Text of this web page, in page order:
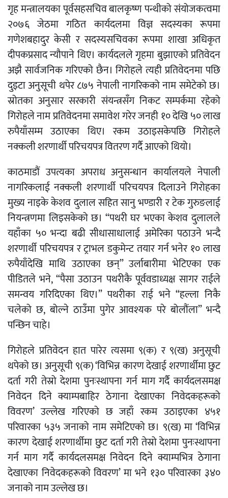
गृह मन्त्रालयका पूर्वसहसचिव बालकृष्ण पन्थीको संयोजकत्वमा
२०७६ जेठमा गठित कार्यदलमा विज्ञ सदस्यका रूपमा
गणेशबहादुर केसी र सदस्यसचिवका रूपमा शाखा अधिकृत
दीपकप्रसाद न्यौपाने थिए। कार्यदलले गृहमा बुझाएको प्रतिवेदन
अझै सार्वजनिक गरिएको छैन। गिरोहले त्यही प्रतिवेदनमा पछि
दुइटा अनुसूची थपेर ८७५ नेपाली नागरिकको नाम समेटेको छ।
स्रोतका अनुसार सरकारी संयन्त्रसँग निकट सम्पर्कमा रहेको
गिरोहले नाम प्रतिवेदनमा समावेश गरेर जनही १० देखि ५० लाख
रुपैयाँसम्म उठाएका थिए। रकम उठाइसकेपछि गिरोहले
नक्कली शरणार्थी परिचयपत्र वितरण गर्दै आएको थियो।
काठमाडौं उपत्यका अपराध अनुसन्धान कार्यालयले नेपाली
नागरिकलाई नक्कली शरणार्थी परिचयपत्र दिलाउने गिरोहका
मुख्य नाइके केशव दुलाल सहित सानु भण्डारी र टेक गुरुङलाई
नियन्त्रणमा लिइसकेको छ। “पथरी घर भएका केशव दुलालले
यहाँका ५० भन्दा बढी सीधासाधालाई अमेरिका पठाउने भन्दै
शरणार्थी परिचयपत्र र ट्राभल डकुमेन्ट तयार गर्न भनेर १० लाख
रुपैयाँदेखि माथि उठाएका छन्” उर्लाबारीमा भेटिएका एक
पीडितले भने, “पैसा उठाउन पथरीकै पूर्ववडाध्यक्ष सागर राईले
समन्वय गरिदिएका थिए।” पथरीका राई भने “हल्ला निकै
चलेको छ, बोल्ने ठाउँमा पुगेर आवश्यक परे बोलौंला” भन्दै
पन्छिन चाहे।
गिरोहले प्रतिवेदन हात पारेर त्यसमा ९(क) र ९(ख) अनुसूची
थपेको छ। अनुसूची ९(क) ‘विभिन्न कारण देखाई शरणार्थीमा छुट
दर्ता गरी तेस्रो देशमा पुनःस्थापना गर्न माग गर्दै कार्यदलसमक्ष
निवेदन दिने क्याम्पबाहिर ठेगाना देखाएका निवेदकहरूको
विवरण’ उल्लेख गरिएको छ जहाँ रकम उठाइएका ४५१
परिवारका ५३५ जनाको नाम समेटिएको छ। ९(ख) मा ‘विभिन्न
कारण देखाई शरणार्थीमा छुट दर्ता गरी तेस्रो देशमा पुनःस्थापना
गर्न माग गर्दै कार्यदलसमक्ष निवेदन दिने क्याम्पभित्र ठेगाना
देखाएका निवेदकहरूको विवरण’ मा भने १३० परिवारका ३४०
जनाको नाम उल्लेख छ।